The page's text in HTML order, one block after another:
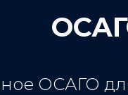
ОСАГО